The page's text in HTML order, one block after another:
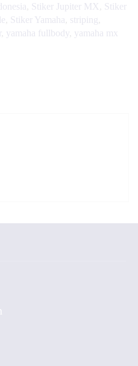
Stiker Jupiter MX
Stiker
Stiker Yamaha striping
yamaha fullbody
yamaha mx